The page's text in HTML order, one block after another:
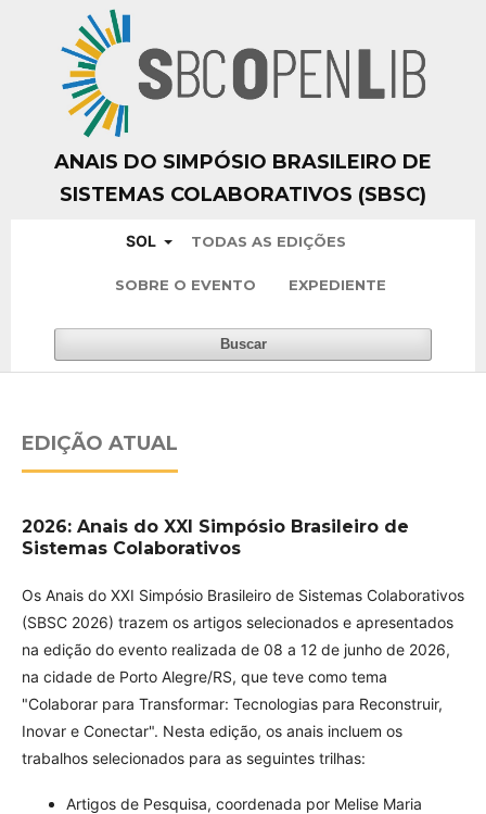
ANAIS DO SIMPÓSIO BRASILEIRO DE
SISTEMAS COLABORATIVOS (SBSC)
SOL TODAS AS EDIÇÕES
SOBRE O EVENTO EXPEDIENTE
Buscar
EDIÇÃO ATUAL
2026: Anais do XXI Simpósio Brasileiro de
Sistemas Colaborativos
Os Anais do XXI Simpósio Brasileiro de Sistemas Colaborativos
(SBSC 2026) trazem os artigos selecionados e apresentados
na edição do evento realizada de 08 a 12 de junho de 2026,
na cidade de Porto Alegre/RS, que teve como tema
"Colaborar para Transformar: Tecnologias para Reconstruir,
Inovar e Conectar". Nesta edição, os anais incluem os
trabalhos selecionados para as seguintes trilhas:
Artigos de Pesquisa, coordenada por Melise Maria